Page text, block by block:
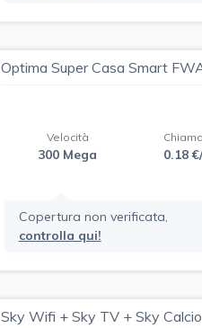
Optima Super Casa Smart
Velocità
300 Mega 0.18
Copertura non verificata,
controlla qui!
Sky Wifi + Sky TV + Sky Calcio